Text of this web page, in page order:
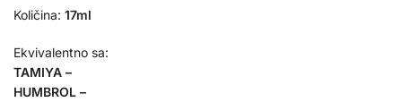
Količina: 17ml
Ekvivalentno sa:
TAMIYA –
HUMBROL –